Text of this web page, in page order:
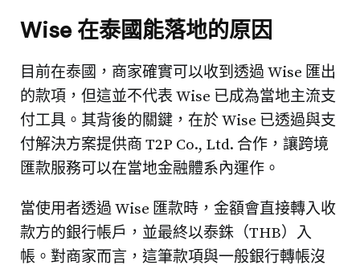
Wise 在泰國能落地的原因
目前在泰國，商家確實可以收到透過 Wise 匯出
的款項，但這並不代表 Wise 已成為當地主流支
付工具。其背後的關鍵，在於 Wise 已透過與支
付解決方案提供商 T2P Co., Ltd. 合作，讓跨境
匯款服務可以在當地金融體系內運作。
當使用者透過 Wise 匯款時，金額會直接轉入收
款方的銀行帳戶，並最終以泰銖（THB）入
帳。對商家而言，這筆款項與一般銀行轉帳沒